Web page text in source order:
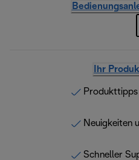
Ihr
Produkttipps
Neuigkeiten
Schneller